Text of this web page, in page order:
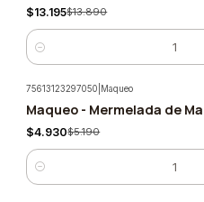
$13.195$13.890
Cantidad
-5%
75613123297050 Maqueo
Maqueo - Mermelada de
$4.930$5.190
Cantidad